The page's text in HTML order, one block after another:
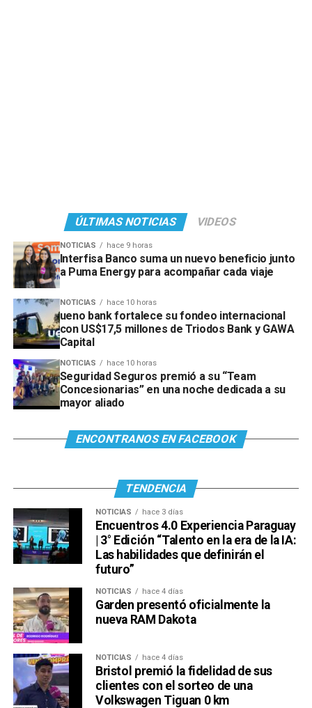
ÚLTIMAS NOTICIAS VIDEOS
NOTICIAS hace 9 horas
Interfisa Banco suma un nuevo beneficio junto
a Puma Energy para acompañar cada viaje
NOTICIAS hace 10 horas
ueno bank fortalece su fondeo internacional
con US$17,5 millones de Triodos Bank y GAWA
Capital
NOTICIAS hace 10 horas
Seguridad Seguros premió a su “Team
Concesionarias” en una noche dedicada a su
mayor aliado
ENCONTRANOS EN FACEBOOK
TENDENCIA
NOTICIAS hace 3 días
Encuentros 4.0 Experiencia Paraguay
| 3° Edición “Talento en la era de la IA:
Las habilidades que definirán el
futuro”
NOTICIAS hace 4 días
Garden presentó oficialmente la
nueva RAM Dakota
NOTICIAS hace 4 días
Bristol premió la fidelidad de sus
clientes con el sorteo de una
Volkswagen Tiguan 0 km